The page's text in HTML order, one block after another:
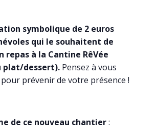
symbolique de 2 euros
qui le souhaitent de
repas à la Cantine RêVée
plat/dessert). Pensez à vous
pour prévenir de votre présence !
de ce nouveau chantier: